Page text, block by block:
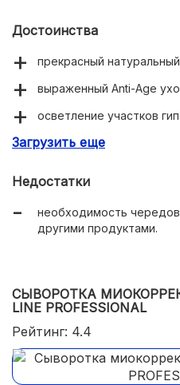
Достоинства
прекрасный
выраженный Anti-Age
осветление участков
необычная «тягучая»
приятный пудровый
небольшой расход.
Загрузить еще
Недостатки
необходимость
другими продуктами.
СЫВОРОТКА
LINE PROFESSIONAL
Рейтинг: 4.4